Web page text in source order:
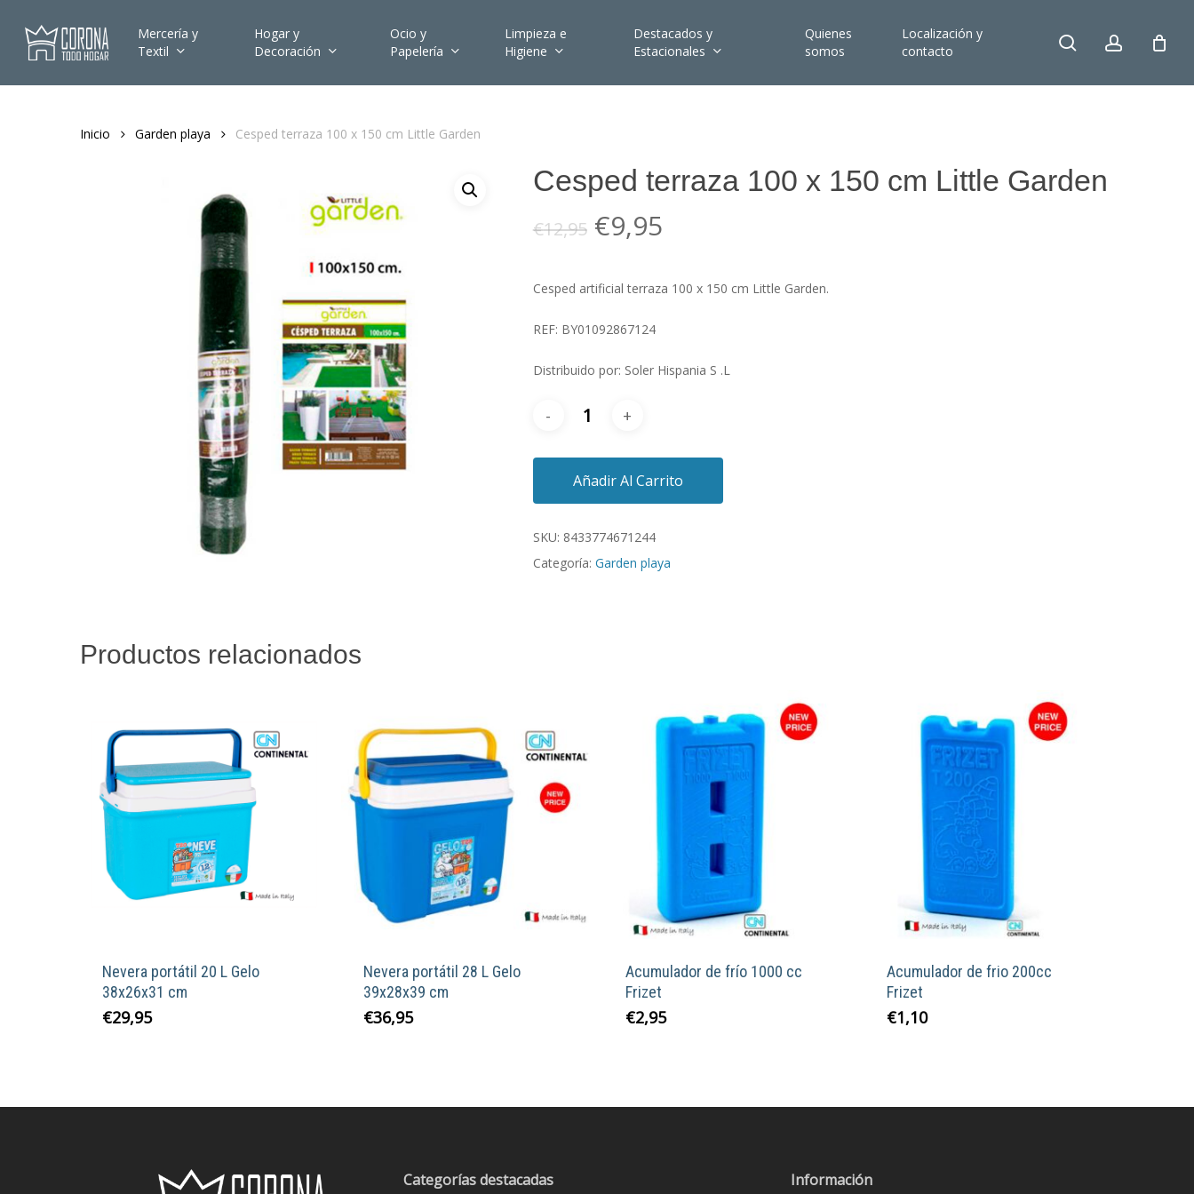
Mercería y
Textil
Hogar y
Decoración
Ocio y
Papelería
Limpieza e
Higiene
Destacados y
Estacionales
Quienes
somos
Localización y
contacto
search account
Inicio Garden playa Cesped terraza 100 x 150 cm Little Garden
Cesped terraza 100 x 150 cm Little Garden
€12,95 El
precio
original
era:
€12,95.
€9,95El
actual
es:
Cesped artificial terraza 100 x 150 cm Little Garden.
REF: BY01092867124
Distribuido por: Soler Hispania S .L
Añadir Al Carrito
SKU: 8433774671244
Categoría: Garden playa
Productos relacionados
Nevera portátil 20 L Gelo
38x26x31 cm
€29,95
Nevera portátil 28 L Gelo
39x28x39 cm
€36,95
Acumulador de frío 1000 cc
Frizet
€2,95
Acumulador de frio 200cc
Frizet
€1,10
Categorías destacadas Información